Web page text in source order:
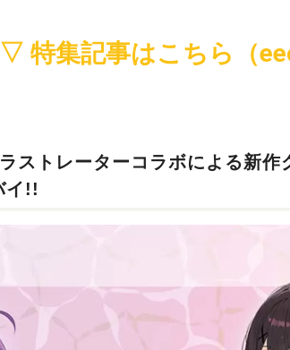
▽ 特集記事はこちら（